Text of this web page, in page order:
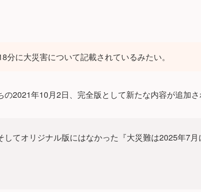
分に大災害について記載されているみたい。
の2021年10月2日、完全版として新たな内容が追加
てオリジナル版にはなかった『大災難は2025年7